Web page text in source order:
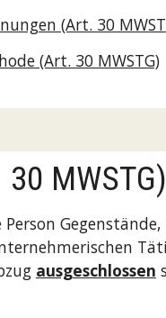
(Art. 30
(Art. 30 MWSTG)
MWSTG)
ausgeschlossen